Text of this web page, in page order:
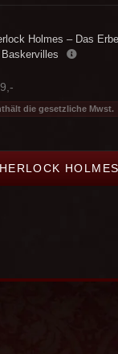
Holmes – Das Erbe
Baskervilles
die gesetzliche Mwst.